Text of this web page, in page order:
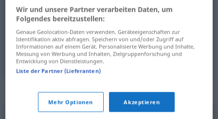
machónm Widerlager
espolónm Widerlagereiner Brücke
apoyom Widerlager SCHIFF
Synonyme für "Widerlager"
Wir und unsere Partner verarbeiten Daten, um
Folgendes bereitzustellen:
Genaue Geolocation-Daten verwenden. Geräteeigenschaften zur
Identifikation aktiv abfragen. Speichern von und/oder Zugriff auf
Informationen auf einem Gerät. Personalisierte Werbung und Inhalte,
Messung von Werbung und Inhalten, Zielgruppenforschung und
Entwicklung von Dienstleistungen.
Liste der Partner (Lieferanten)
Mehr Optionen Akzeptieren